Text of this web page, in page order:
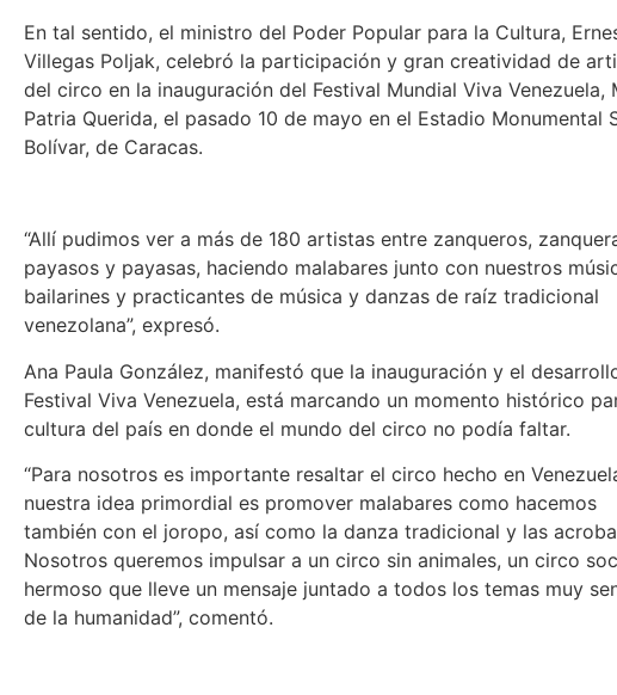
En tal sentido, el ministro del Poder Popular para la Cultura,
Villegas Poljak, celebró la participación y gran creatividad de
del circo en la inauguración del Festival Mundial Viva Venezuela,
Patria Querida, el pasado 10 de mayo en el Estadio Monumental
Bolívar, de Caracas.
“Allí pudimos ver a más de 180 artistas entre zanqueros,
payasos y payasas, haciendo malabares junto con nuestros
bailarines y practicantes de música y danzas de raíz tradicional
venezolana”, expresó.
Ana Paula González, manifestó que la inauguración y el
Festival Viva Venezuela, está marcando un momento histórico
cultura del país en donde el mundo del circo no podía faltar.
“Para nosotros es importante resaltar el circo hecho en
nuestra idea primordial es promover malabares como hacemos
también con el joropo, así como la danza tradicional y las
Nosotros queremos impulsar a un circo sin animales, un circo
hermoso que lleve un mensaje juntado a todos los temas muy
de la humanidad”, comentó.